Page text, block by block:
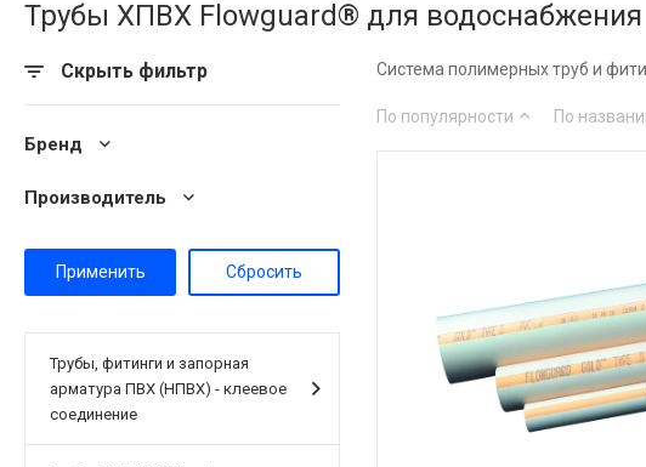
Трубы ХПВХ Flowguard® для водоснабжения
Скрыть фильтр
Бренд
Производитель
Трубы, фитинги и запорная
арматура ПВХ (НПВХ) - клеевое
соединение
Система полимерных труб и
По популярности По